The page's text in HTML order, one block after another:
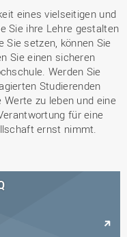
eines vielseitigen und
Sie ihre Lehre gestalten
Sie setzen, können Sie
Sie einen sicheren
Werden Sie
Studierenden
zu leben und eine
für eine
ernst nimmt.